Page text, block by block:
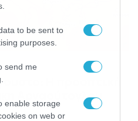
to be sent to
purposes.
send me
enable storage
on web or
Η προοπτική
Αρναούτογλου